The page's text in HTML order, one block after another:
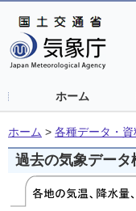
ホーム
ホーム > 各種データ・資
過去の気象データ